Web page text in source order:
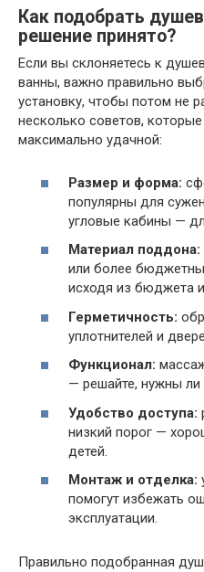
Как подобрать
решение принято?
Если вы склоняетесь к
ванны, важно правильно
установку, чтобы потом не
несколько советов,
максимально удачной:
Размер и форма:
популярны для
угловые кабины —
Материал поддона:
или более
исходя из бюджета
Герметичность:
уплотнителей и
Функционал:
— решайте, нужны
Удобство доступа:
низкий порог —
детей.
Монтаж и отделка:
помогут избежать
эксплуатации.
Правильно подобранная